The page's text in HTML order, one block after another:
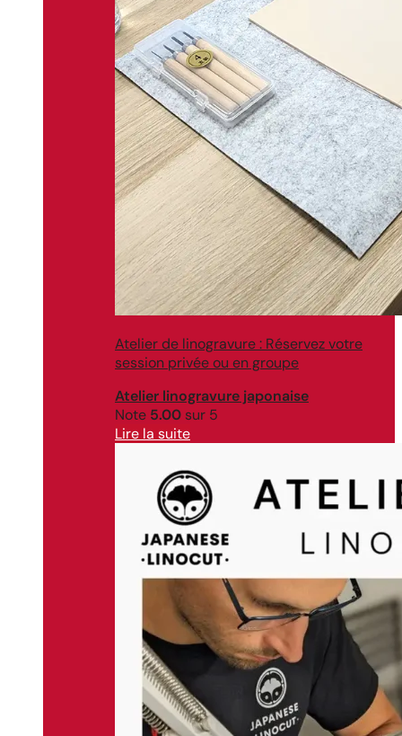
Atelier de linogravure : Réservez votre
session privée ou en groupe
Atelier linogravure japonaise
Note 5.00 sur 5
Lire la suite